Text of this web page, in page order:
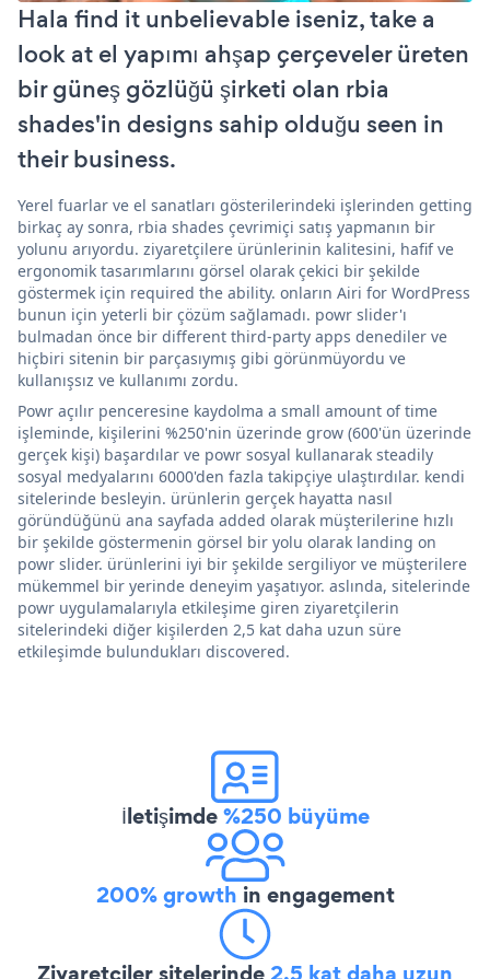
Hala find it unbelievable iseniz, take a
look at el yapımı ahşap çerçeveler üreten
bir güneş gözlüğü şirketi olan rbia
shades'in designs sahip olduğu seen in
their business.
Yerel fuarlar ve el sanatları gösterilerindeki işlerinden getting
birkaç ay sonra, rbia shades çevrimiçi satış yapmanın bir
yolunu arıyordu. ziyaretçilere ürünlerinin kalitesini, hafif ve
ergonomik tasarımlarını görsel olarak çekici bir şekilde
göstermek için required the ability. onların Airi for WordPress
bunun için yeterli bir çözüm sağlamadı. powr slider'ı
bulmadan önce bir different third-party apps denediler ve
hiçbiri sitenin bir parçasıymış gibi görünmüyordu ve
kullanışsız ve kullanımı zordu.
Powr açılır penceresine kaydolma a small amount of time
işleminde, kişilerini %250'nin üzerinde grow (600'ün üzerinde
gerçek kişi) başardılar ve powr sosyal kullanarak steadily
sosyal medyalarını 6000'den fazla takipçiye ulaştırdılar. kendi
sitelerinde besleyin. ürünlerin gerçek hayatta nasıl
göründüğünü ana sayfada added olarak müşterilerine hızlı
bir şekilde göstermenin görsel bir yolu olarak landing on
powr slider. ürünlerini iyi bir şekilde sergiliyor ve müşterilere
mükemmel bir yerinde deneyim yaşatıyor. aslında, sitelerinde
powr uygulamalarıyla etkileşime giren ziyaretçilerin
sitelerindeki diğer kişilerden 2,5 kat daha uzun süre
etkileşimde bulundukları discovered.
İletişimde%250 büyüme
200% growth in engagement